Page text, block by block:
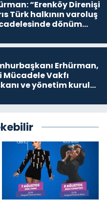
“Erenköy Direnişi
Türk halkının varoluş
dönüm
Erhürman,
Mücadele Vakfı
ve yönetim kurulu